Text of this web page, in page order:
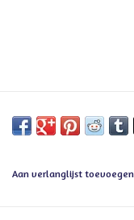
Aan verlanglijst toevoegen